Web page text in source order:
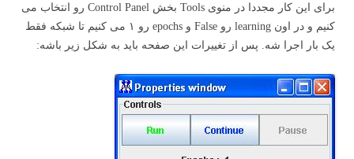
برای این کار مجددا در منوی Tools بخش Control Panel رو انتخاب می
کنیم و در اون learning رو False و epochs رو ۱ می کنیم تا شبکه فقط
یک بار اجرا شه. پس از تغییرات این صفحه باید به شکل زیر باشه: